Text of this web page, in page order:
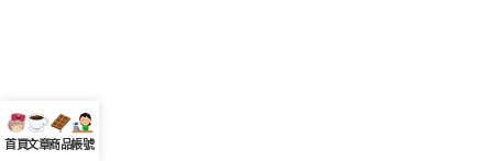
首頁文章商品帳號